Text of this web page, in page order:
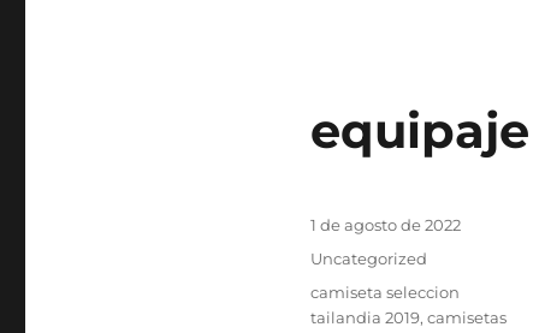
equipaje
Publicado
1 de agosto de 2022
Categorías
Uncategorized
Etiquetas
camiseta seleccion
tailandia 2019, camisetas